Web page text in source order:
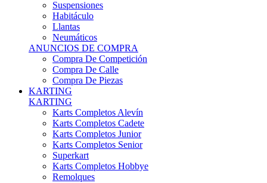
Suspensiones
Habitáculo
Llantas
Neumáticos
ANUNCIOS DE COMPRA
Compra De Competición
Compra De Calle
Compra De Piezas
KARTING
KARTING
Karts Completos Alevín
Karts Completos Cadete
Karts Completos Junior
Karts Completos Senior
Superkart
Karts Completos Hobbye
Remolques